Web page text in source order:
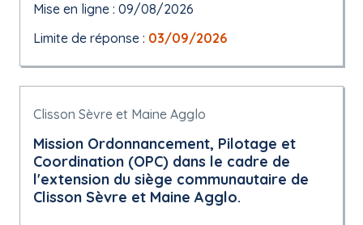
Mise en ligne : 09/08/2026
Limite de réponse : 03/09/2026
Clisson Sèvre et Maine Agglo
Mission Ordonnancement, Pilotage et
Coordination (OPC) dans le cadre de
l'extension du siège communautaire de
Clisson Sèvre et Maine Agglo.